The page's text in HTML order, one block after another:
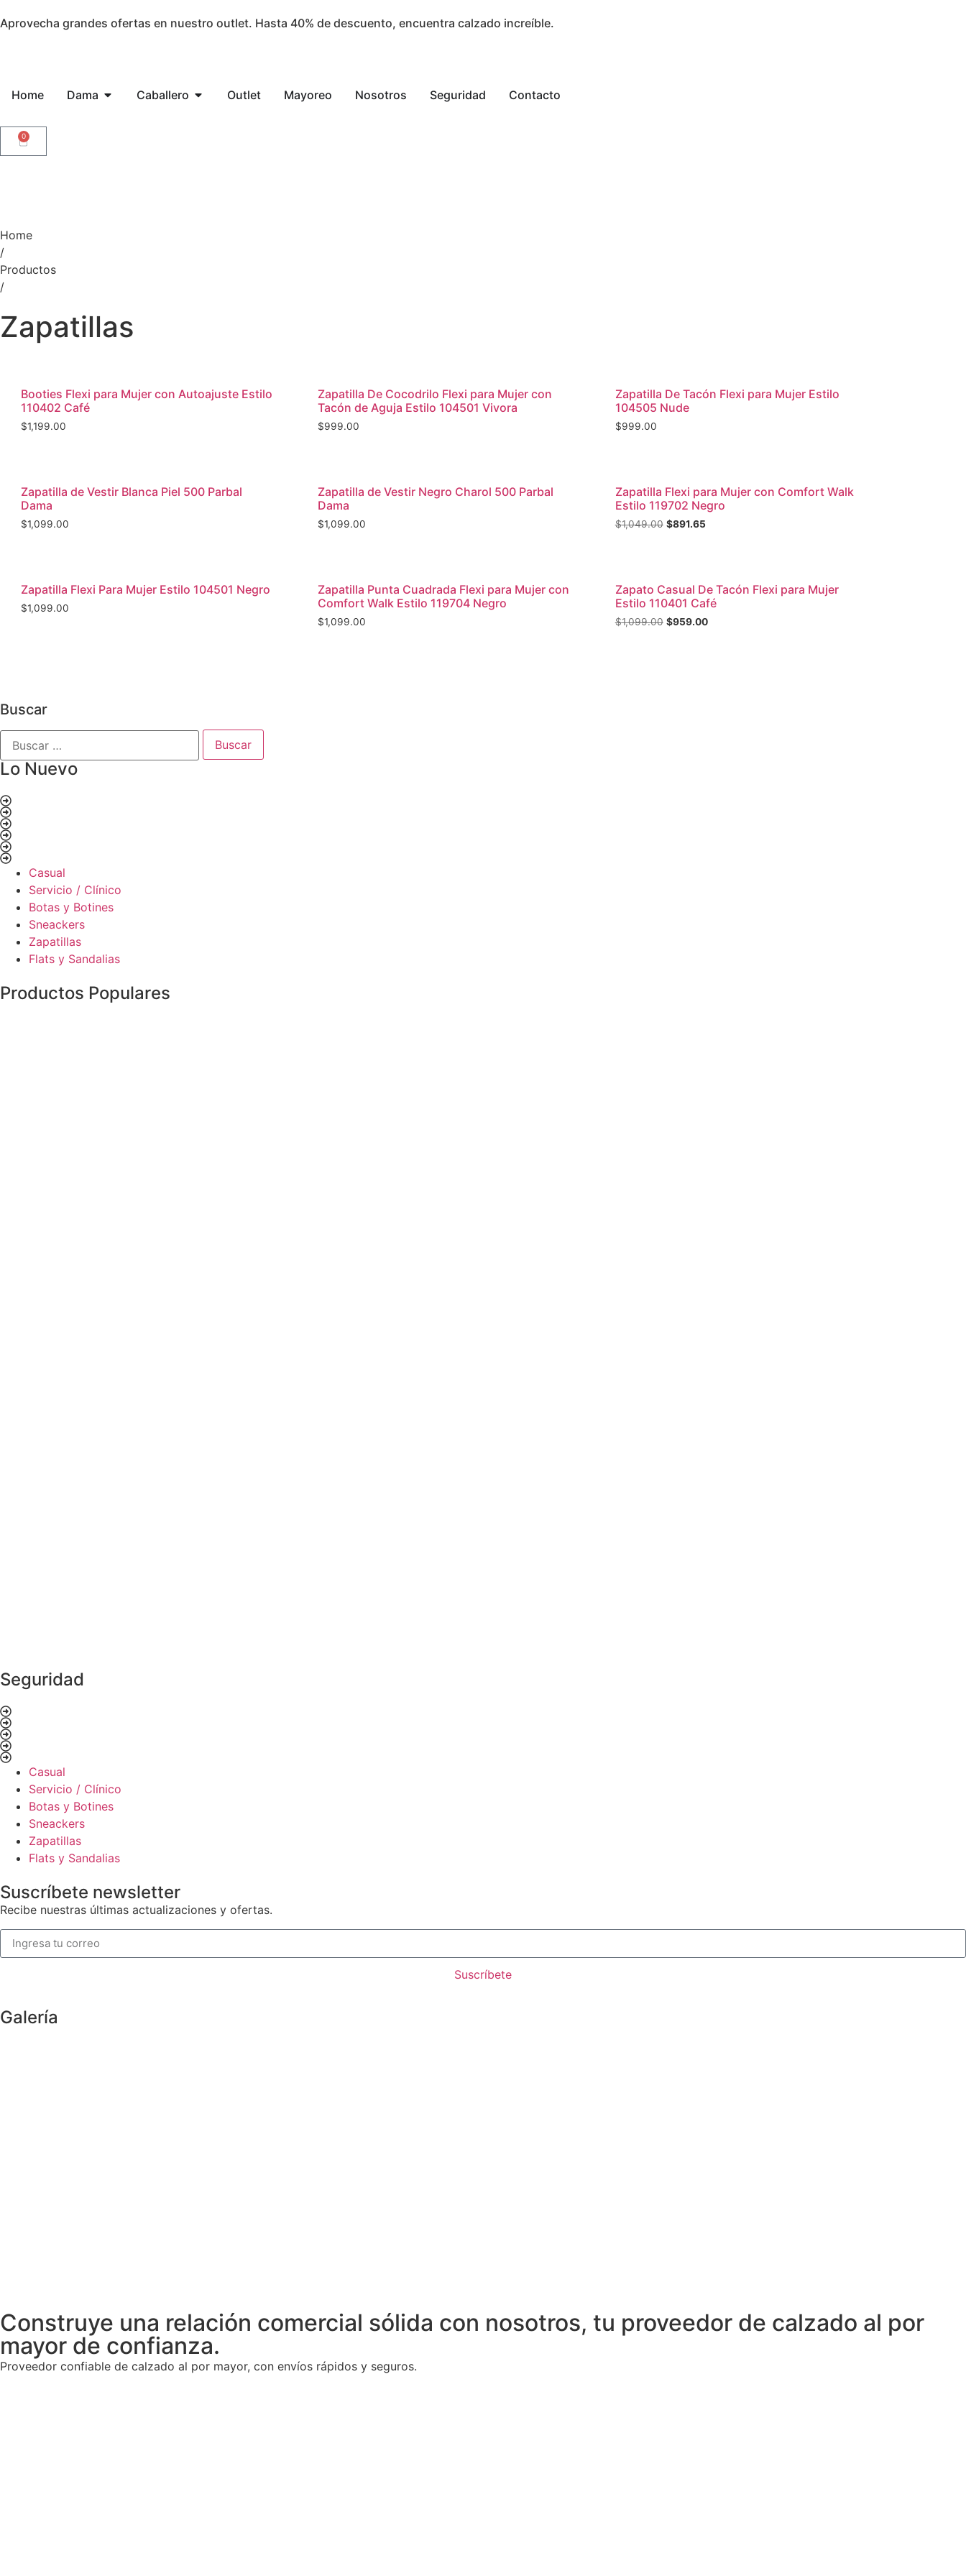
Aprovecha grandes ofertas en nuestro outlet. Hasta 40% de descuento, encuentra calzado increíble.
Home Dama Caballero Outlet Mayoreo Nosotros Seguridad Contacto
0
Home
/
Productos
/
Zapatillas
Booties Flexi para Mujer con Autoajuste Estilo
110402 Café
$1,199.00
Zapatilla De Cocodrilo Flexi para Mujer con
Tacón de Aguja Estilo 104501 Vivora
$999.00
Zapatilla De Tacón Flexi para Mujer Estilo
104505 Nude
$999.00
Zapatilla de Vestir Blanca Piel 500 Parbal
Dama
$1,099.00
Zapatilla de Vestir Negro Charol 500 Parbal
Dama
$1,099.00
Zapatilla Flexi para Mujer con Comfort Walk
Estilo 119702 Negro
$1,049.00 $891.65
Zapatilla Flexi Para Mujer Estilo 104501 Negro
$1,099.00
Zapatilla Punta Cuadrada Flexi para Mujer con
Comfort Walk Estilo 119704 Negro
$1,099.00
Zapato Casual De Tacón Flexi para Mujer
Estilo 110401 Café
$1,099.00 $959.00
Buscar
Lo Nuevo
Casual
Servicio / Clínico
Botas y Botines
Sneackers
Zapatillas
Flats y Sandalias
Productos Populares
Seguridad
Casual
Servicio / Clínico
Botas y Botines
Sneackers
Zapatillas
Flats y Sandalias
Suscríbete newsletter
Recibe nuestras últimas actualizaciones y ofertas.
Suscríbete
Galería
Construye una relación comercial sólida con nosotros, tu proveedor de calzado al por
mayor de confianza.
Proveedor confiable de calzado al por mayor, con envíos rápidos y seguros.